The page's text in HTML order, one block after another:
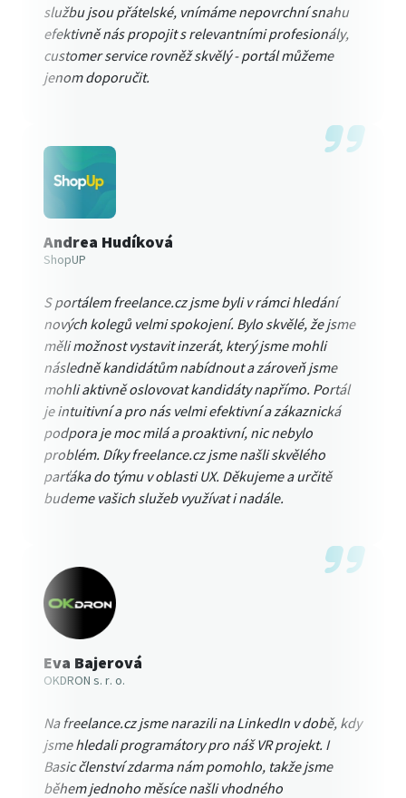
službu jsou přátelské, vnímáme nepovrchní snahu
efektivně nás propojit s relevantními profesionály,
customer service rovněž skvělý - portál můžeme
jenom doporučit.
Andrea Hudíková
ShopUP
S portálem freelance.cz jsme byli v rámci hledání
nových kolegů velmi spokojení. Bylo skvělé, že jsme
měli možnost vystavit inzerát, který jsme mohli
následně kandidátům nabídnout a zároveň jsme
mohli aktivně oslovovat kandidáty napřímo. Portál
je intuitivní a pro nás velmi efektivní a zákaznická
podpora je moc milá a proaktivní, nic nebylo
problém. Díky freelance.cz jsme našli skvělého
parťáka do týmu v oblasti UX. Děkujeme a určitě
budeme vašich služeb využívat i nadále.
Eva Bajerová
OKDRON s. r. o.
Na freelance.cz jsme narazili na LinkedIn v době, kdy
jsme hledali programátory pro náš VR projekt. I
Basic členství zdarma nám pomohlo, takže jsme
během jednoho měsíce našli vhodného